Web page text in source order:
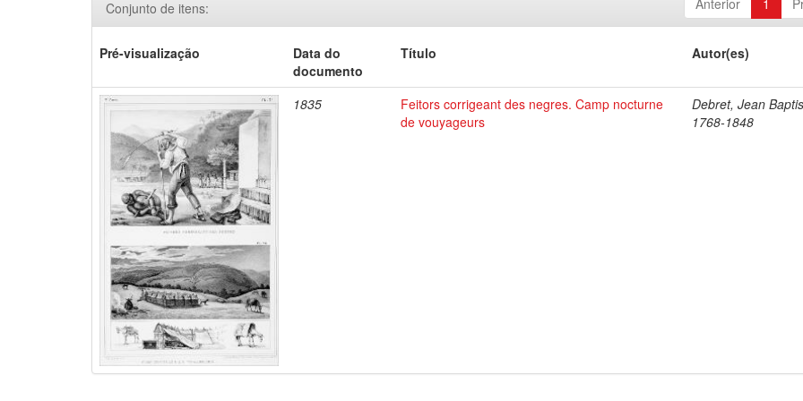
Anterior 1
Conjunto de itens:
Pré-visualização
Data do
documento
Título Autor(es)
1835
Feitors corrigeant des negres. Camp nocturne
de vouyageurs
Debret, Jean
1768-1848